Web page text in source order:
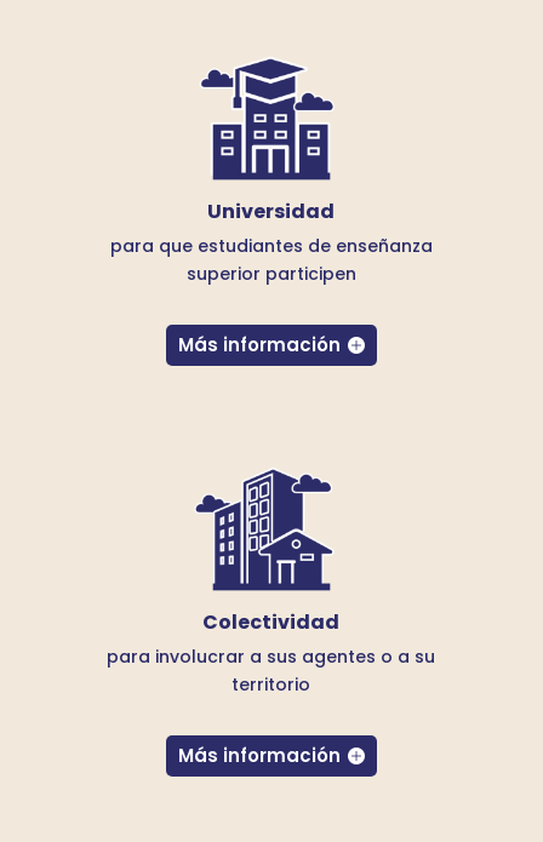
Universidad
para que estudiantes de enseñanza
superior participen
Más información
Colectividad
para involucrar a sus agentes o a su
territorio
Más información